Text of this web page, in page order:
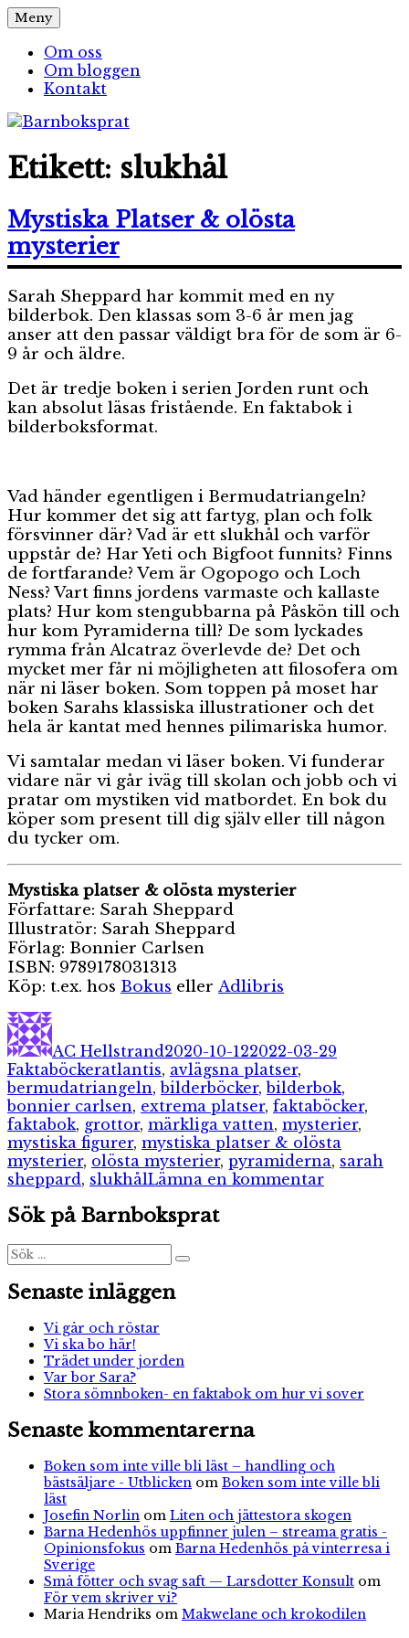
Hoppa
till
innehåll
Barnboksprat
– en blogg om barnböcker
Meny
Om oss
Om bloggen
Kontakt
Etikett: slukhål
Mystiska Platser & olösta
mysterier
Sarah Sheppard har kommit med en ny
bilderbok. Den klassas som 3-6 år men jag
anser att den passar väldigt bra för de som är 6-
9 år och äldre.
Det är tredje boken i serien Jorden runt och
kan absolut läsas fristående. En faktabok i
bilderboksformat.
Vad händer egentligen i Bermudatriangeln?
Hur kommer det sig att fartyg, plan och folk
försvinner där? Vad är ett slukhål och varför
uppstår de? Har Yeti och Bigfoot funnits? Finns
de fortfarande? Vem är Ogopogo och Loch
Ness? Vart finns jordens varmaste och kallaste
plats? Hur kom stengubbarna på Påskön till och
hur kom Pyramiderna till? De som lyckades
rymma från Alcatraz överlevde de? Det och
mycket mer får ni möjligheten att filosofera om
när ni läser boken. Som toppen på moset har
boken Sarahs klassiska illustrationer och det
hela är kantat med hennes pilimariska humor.
Vi samtalar medan vi läser boken. Vi funderar
vidare när vi går iväg till skolan och jobb och vi
pratar om mystiken vid matbordet. En bok du
köper som present till dig själv eller till någon
du tycker om.
Mystiska platser & olösta mysterier
Författare: Sarah Sheppard
Illustratör: Sarah Sheppard
Förlag: Bonnier Carlsen
ISBN: 9789178031313
Köp: t.ex. hos Bokus eller Adlibris
Författare
AC Hellstrand2020-10-122022-03-29
FaktaböckerEtiketter
atlantis, avlägsna platser,
bermudatriangeln,bilderböcker,bilderbok,
bonnier carlsen, extrema platser, faktaböcker,
faktabok, grottor, märkliga vatten, mysterier,
mystiska figurer, mystiska platser & olösta
mysterier, olösta mysterier, pyramiderna, sarah
sheppard, slukhålLämna en kommentartill
Sök på Barnboksprat
Sök
efter:
Sök
Senaste inläggen
Vi går och röstar
Vi ska bo här!
Trädet under jorden
Var bor Sara?
Stora sömnboken- en faktabok om hur vi sover
Senaste kommentarerna
Boken som inte ville bli läst – handling och
bästsäljare - Utblicken om Boken som inte ville bli
läst
Josefin Norlin om Liten och jättestora skogen
Barna Hedenhös uppfinner julen – streama gratis -
Opinionsfokus om Barna Hedenhös på vinterresa i
Sverige
Små fötter och svag saft — Larsdotter Konsult om
För vem skriver vi?
Maria Hendriks om Makwelane och krokodilen